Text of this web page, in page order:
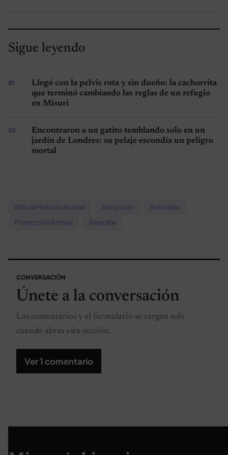
Sigue leyendo
Llegó con la pelvis rota y sin dueño: la cachorrita
que terminó cambiando las reglas de un refugio
en Misuri
Encontraron a un gatito temblando solo en un
jardín de Londres: su pelaje escondía un peligro
mortal
#NoAlMaltratoAnimal Adopción
Animales
ProtecciónAnimal
Rescate
CONVERSACIÓN
Únete a la conversación
Los comentarios y el formulario se cargan solo
cuando abras esta sección.
Ver 1 comentario